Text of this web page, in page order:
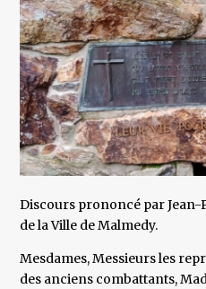
Discours prononcé par
de la Ville de Malmedy.
Mesdames, Messieurs les
des anciens combattants,